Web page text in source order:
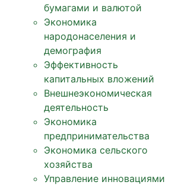
бумагами и валютой
Экономика
народонаселения и
демография
Эффективность
капитальных вложений
Внешнеэкономическая
деятельность
Экономика
предпринимательства
Экономика сельского
хозяйства
Управление инновациями